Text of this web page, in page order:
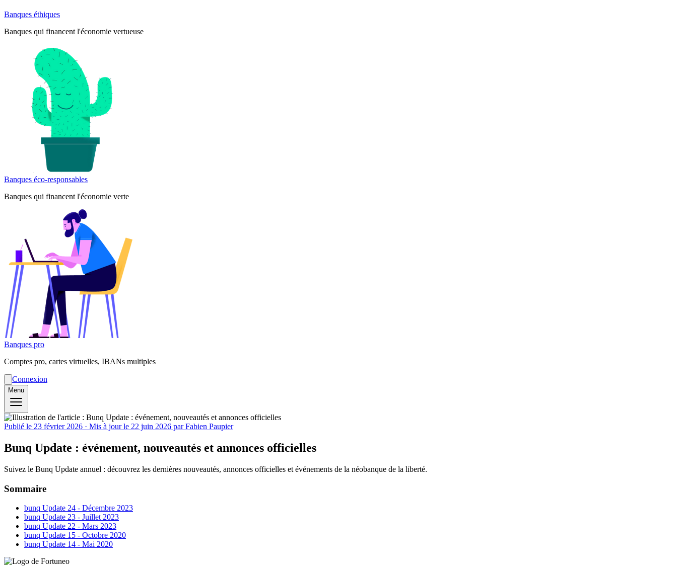
Banques éthiques
Banques qui financent l'économie vertueuse
Banques éco-responsables
Banques qui financent l'économie verte
Banques pro
Comptes pro, cartes virtuelles, IBANs multiples
Connexion
Menu
Publié le 23 février 2026 · Mis à jour le 22 juin 2026 par Fabien Paupier
Bunq Update : événement, nouveautés et annonces officielles
Suivez le Bunq Update annuel : découvrez les dernières nouveautés, annonces officielles et événements de la néobanque de la liberté.
Sommaire
bunq Update 24 - Décembre 2023
bunq Update 23 - Juillet 2023
bunq Update 22 - Mars 2023
bunq Update 15 - Octobre 2020
bunq Update 14 - Mai 2020